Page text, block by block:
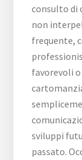
consulto di
non
frequente,
favorevoli
sviluppi
passato.